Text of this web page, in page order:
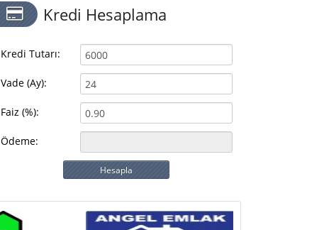
Kredi Hesaplama
Kredi Tutarı:
Vade (Ay):
Faiz (%):
Ödeme:
Hesapla